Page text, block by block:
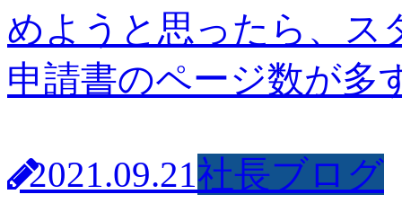
めようと思ったら、ス
申請書のページ数が
2021.09.21社長ブログ